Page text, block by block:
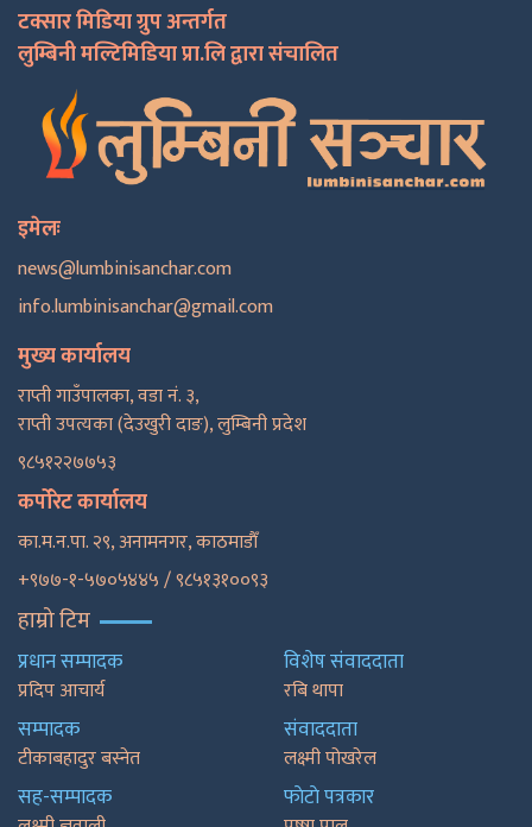
टक्सार मिडिया ग्रुप अन्तर्गत
लुम्बिनी मल्टिमिडिया प्रा.लि द्वारा संचालित
इमेलः
news@lumbinisanchar.com
info.lumbinisanchar@gmail.com
मुख्य कार्यालय
राप्ती गाउँपालका, वडा नं. ३,
राप्ती उपत्यका (देउखुरी दाङ), लुम्बिनी प्रदेश
९८५१२२७७५३
कर्पोरेट कार्यालय
का.म.न.पा. २९, अनामनगर, काठमाडाैँ
+९७७-१-५७०५४४५ / ९८५१३१००९३
हाम्रो टिम
प्रधान सम्पादक
प्रदिप आचार्य
सम्पादक
टीकाबहादुर बस्नेत
सह-सम्पादक
विशेष संवाददाता
रबि थापा
संवाददाता
लक्ष्मी पोखरेल
फाेटाे पत्रकार